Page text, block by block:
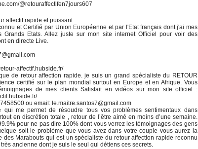
@retouraffectifen7jours607
affectif rapide et puissant
et Certifié par Union Européenne et par l'Etat français dont j'ai mes
Etats. Allez juste sur mon site internet Officiel pour voir des
en directe Live.
affectif.hubside.fr/
de retour affection rapide. je suis un grand spécialiste du RETOUR
certifié sur le plan mondial surtout en Europe et en Afrique. Vous
de mes clients Satisfait en vidéos sur mon site officiel :
ou email: le.maitre.santos7@gmail.com
qui me permet de résoudre tous vos problèmes sentimentaux dans
en discrétion totale , retour de l’être aimé en moins d’une semaine.
pour ne pas dire 100% dont vous verrez les témoignages des gens
soit le problème que vous avez dans votre couple vous aurez la
des Marabouts qui est un spécialiste du retour affection rapide reconnu
ancienne dont je suis le seul qui détiens ces secrets.